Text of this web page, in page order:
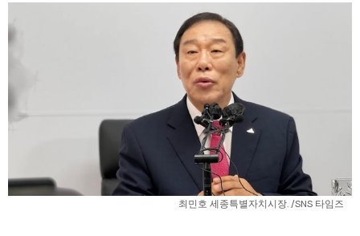
최민호 세종특별자치시장. /SNS 타임즈